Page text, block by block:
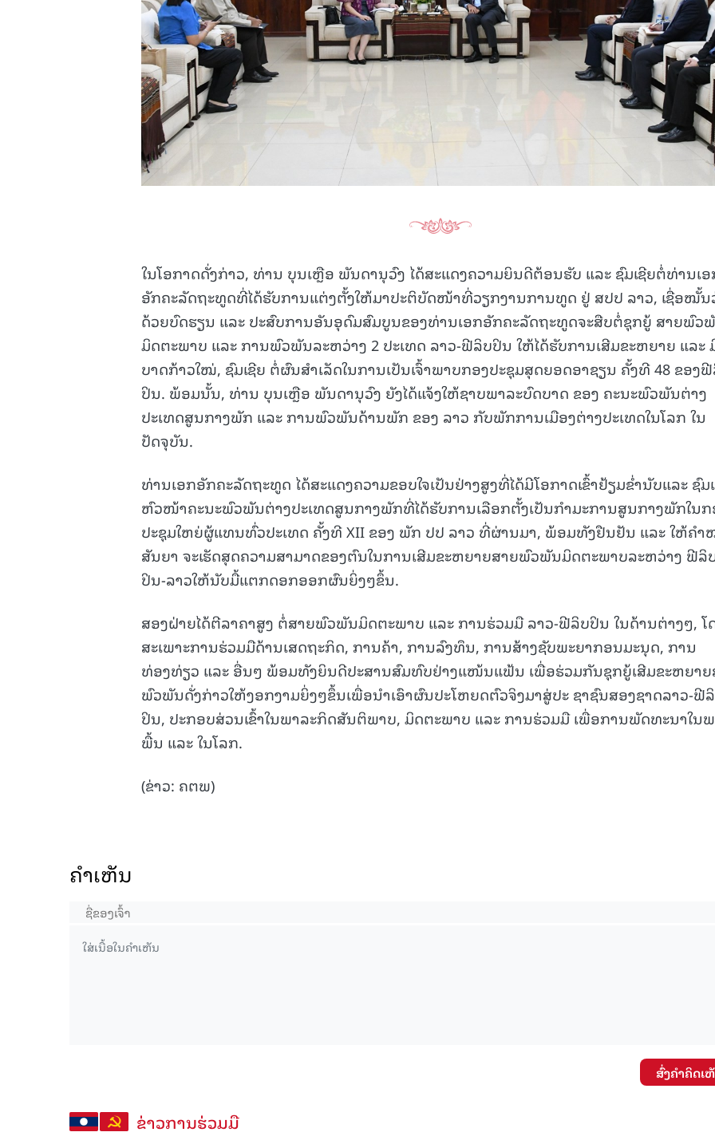
ໃນໂອກາດດັ່ງກ່າວ, ທ່ານ ບຸນເຫຼືອ ພັນດານຸວົງ ໄດ້ສະແດງຄວາມຍິນດີຕ້ອນຮັບ ແລະ ຊົມເຊີຍຕໍ່ທ່ານເ
ອັກຄະລັດຖະທູດທີ່ໄດ້ຮັບການແຕ່ງຕັ້ງໃຫ້ມາປະຕິບັດໜ້າທີ່ວຽກງານການທູດ ຢູ່ ສປປ ລາວ, ເຊື່ອໝັ້ນ
ດ້ວຍບົດຮຽນ ແລະ ປະສົບການອັນອຸດົມສົມບູນຂອງທ່ານເອກອັກຄະລັດຖະທູດຈະສືບຕໍ່ຊຸກຍູ້ ສາຍພົວ
ມິດຕະພາບ ແລະ ການພົວພັນລະຫວ່າງ 2 ປະເທດ ລາວ-ຟີລິບປິນ ໃຫ້ໄດ້ຮັບການເສີມຂະຫຍາຍ ແລະ
ບາດກ້າວໃໝ່, ຊົມເຊີຍ ຕໍ່ຜົນສໍາເລັດໃນການເປັນເຈົ້າພາບກອງປະຊຸມສຸດຍອດອາຊຽນ ຄັ້ງທີ 48 ຂອງ
ປິນ. ພ້ອມນັ້ນ, ທ່ານ ບຸນເຫຼືອ ພັນດານຸວົງ ຍັງໄດ້ແຈ້ງໃຫ້ຊາບພາລະບົດບາດ ຂອງ ຄະນະພົວພັນຕ່າງ
ປະເທດສູນກາງພັກ ແລະ ການພົວພັນດ້ານພັກ ຂອງ ລາວ ກັບພັກການເມືອງຕ່າງປະເທດໃນໂລກ ໃນ
ປັດຈຸບັນ.
ທ່ານເອກອັກຄະລັດຖະທູດ ໄດ້ສະແດງຄວາມຂອບໃຈເປັນຢ່າງສູງທີ່ໄດ້ມີໂອກາດເຂົ້າຢ້ຽມຂ່ຳນັບແລະ ຊົມ
ຫົວໜ້າຄະນະພົວພັນຕ່າງປະເທດສູນກາງພັກທີ່ໄດ້ຮັບການເລືອກຕັ້ງເປັນກໍາມະການສູນກາງພັກໃນກ
ປະຊຸມໃຫຍ່ຜູ້ແທນທົ່ວປະເທດ ຄັ້ງທີ XII ຂອງ ພັກ ປປ ລາວ ທີ່ຜ່ານມາ, ພ້ອມທັງຢືນຢັນ ແລະ ໃຫ້ຄໍ
ສັນຍາ ຈະເຮັດສຸດຄວາມສາມາດຂອງຕົນໃນການເສີມຂະຫຍາຍສາຍພົວພັນມິດຕະພາບລະຫວ່າງ ຟີລິ
ປິນ-ລາວໃຫ້ນັບມື້ແຕກດອກອອກຜົນຍິ່ງໆຂຶ້ນ.
ສອງຝ່າຍໄດ້ຕີລາຄາສູງ ຕໍ່ສາຍພົວພັນມິດຕະພາບ ແລະ ການຮ່ວມມື ລາວ-ຟີລິບປິນ ໃນດ້ານຕ່າງໆ, ໂ
ສະເພາະການຮ່ວມມືດ້ານເສດຖະກິດ, ການຄ້າ, ການລົງທຶນ, ການສ້າງຊັບພະຍາກອນມະນຸດ, ການ
ທ່ອງທ່ຽວ ແລະ ອື່ນໆ ພ້ອມທັງຍິນດີປະສານສົມທົບຢ່າງແໜ້ນແຟ້ນ ເພື່ອຮ່ວມກັນຊຸກຍູ້ເສີມຂະຫຍາຍ
ພົວພັນດັ່ງກ່າວໃຫ້ງອກງາມຍິ່ງໆຂຶ້ນເພື່ອນໍາເອົາຜົນປະໂຫຍດຕົວຈິງມາສູ່ປະ ຊາຊົນສອງຊາດລາວ-ຟີ
ປິນ, ປະກອບສ່ວນເຂົ້າໃນພາລະກິດສັນຕິພາບ, ມິດຕະພາບ ແລະ ການຮ່ວມມື ເພື່ອການພັດທະນາໃນ
ພື້ນ ແລະ ໃນໂລກ.
(ຂ່າວ: ຄຕພ)
ຄໍາເຫັນ
ສົ່ງຄໍາຄິດເ
ຂ່າວການຮ່ວມມື